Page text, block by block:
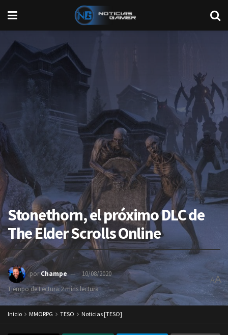
Stonethorn, el próximo DLC de
The Elder Scrolls Online
por Champe
10/08/2020
Tiempo de Lectura:2 mins lectura
AA
Inicio MMORPG TESO Noticias [TESO]